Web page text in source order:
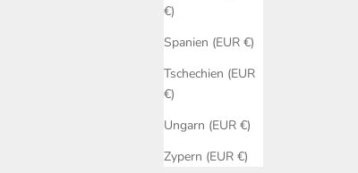
€)
Spanien (EUR €)
Tschechien (EUR
€)
Ungarn (EUR €)
Zypern (EUR €)